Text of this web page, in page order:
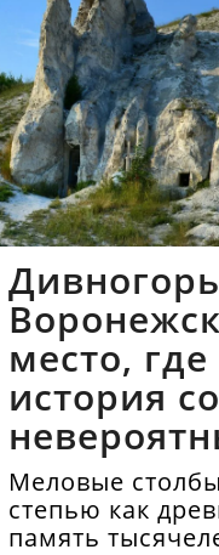
место,
история
Меловые
степью как
память